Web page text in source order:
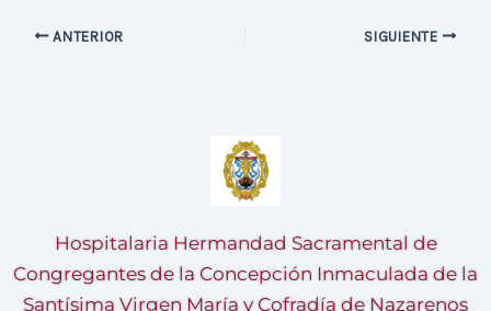
ANTERIOR SIGUIENTE
Hospitalaria Hermandad Sacramental de
Congregantes de la Concepción Inmaculada de la
Santísima Virgen María y Cofradía de Nazarenos